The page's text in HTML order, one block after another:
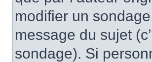
modifier un
message du sujet
sondage). Si